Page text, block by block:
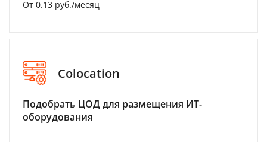
От 0.13 руб./месяц
Colocation
Подобрать ЦОД для размещения ИТ-
оборудования